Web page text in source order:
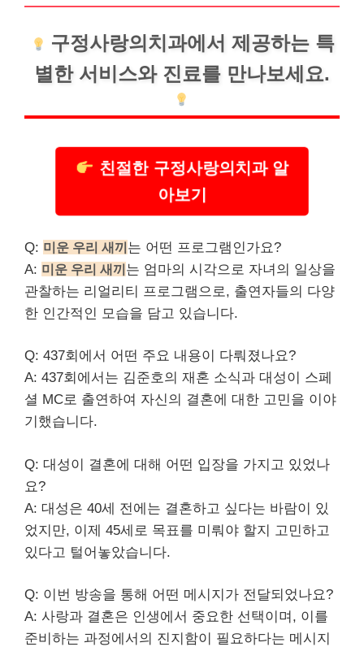
구정사랑의치과에서 제공하는 특
별한 서비스와 진료를 만나보세요.
친절한 구정사랑의치과 알
아보기
Q: 미운 우리 새끼는 어떤 프로그램인가요?
A: 미운 우리 새끼는 엄마의 시각으로 자녀의 일상을
관찰하는 리얼리티 프로그램으로, 출연자들의 다양
한 인간적인 모습을 담고 있습니다.
Q: 437회에서 어떤 주요 내용이 다뤄졌나요?
A: 437회에서는 김준호의 재혼 소식과 대성이 스페
셜 MC로 출연하여 자신의 결혼에 대한 고민을 이야
기했습니다.
Q: 대성이 결혼에 대해 어떤 입장을 가지고 있었나
요?
A: 대성은 40세 전에는 결혼하고 싶다는 바람이 있
었지만, 이제 45세로 목표를 미뤄야 할지 고민하고
있다고 털어놓았습니다.
Q: 이번 방송을 통해 어떤 메시지가 전달되었나요?
A: 사랑과 결혼은 인생에서 중요한 선택이며, 이를
준비하는 과정에서의 진지함이 필요하다는 메시지